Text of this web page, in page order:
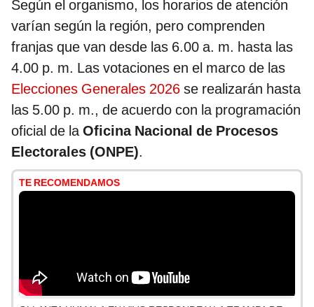
Según el organismo, los horarios de atención
varían según la región, pero comprenden
franjas que van desde las 6.00 a. m. hasta las
4.00 p. m. Las votaciones en el marco de las
Elecciones Generales 2026 se realizarán hasta
las 5.00 p. m., de acuerdo con la programación
oficial de laOficina Nacional de Procesos
Electorales (ONPE).
TE RECOMENDAMOS